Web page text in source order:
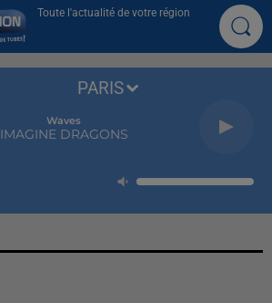
Toute l'actualité de votre région
Waves
IMAGINE DRAGONS
PARIS